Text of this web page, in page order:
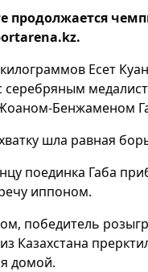
продолжается
Есет
серебряным
Бенжаменом
шла равная
поединка Габа
иппоном.
победитель
Казахстана
домой.